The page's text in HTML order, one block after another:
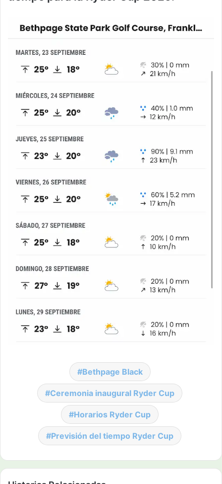
Bethpage Black
Ceremonia inaugural Ryder Cup
Horarios Ryder Cup
Previsión del tiempo Ryder Cup